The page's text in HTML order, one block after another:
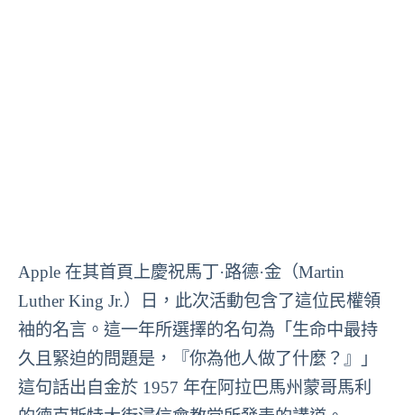
Apple 在其首頁上慶祝馬丁·路德·金（Martin
Luther King Jr.）日，此次活動包含了這位民權領
袖的名言。這一年所選擇的名句為「生命中最持
久且緊迫的問題是，『你為他人做了什麼？』」
這句話出自金於 1957 年在阿拉巴馬州蒙哥馬利